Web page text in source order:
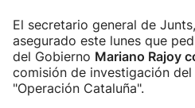
El secretario general de
asegurado este lunes que
del Gobierno Mariano Rajoy
comisión de investigación
"Operación Cataluña".